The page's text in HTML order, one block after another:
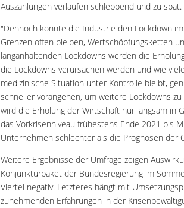
Auszahlungen verlaufen schleppend und zu spät.
"Dennoch könnte die Industrie den Lockdown
Grenzen offen bleiben, Wertschöpfungsketten
langanhaltenden Lockdowns werden die
die Lockdowns verursachen werden und wie
medizinische Situation unter Kontrolle bleibt,
schneller vorangehen, um weitere Lockdowns
wird die Erholung der Wirtschaft nur langsam in
das Vorkrisenniveau frühestens Ende 2021 bis
Unternehmen schlechter als die Prognosen der
Weitere Ergebnisse der Umfrage zeigen
Konjunkturpaket der Bundesregierung im
Viertel negativ. Letzteres hängt mit
zunehmenden Erfahrungen in der